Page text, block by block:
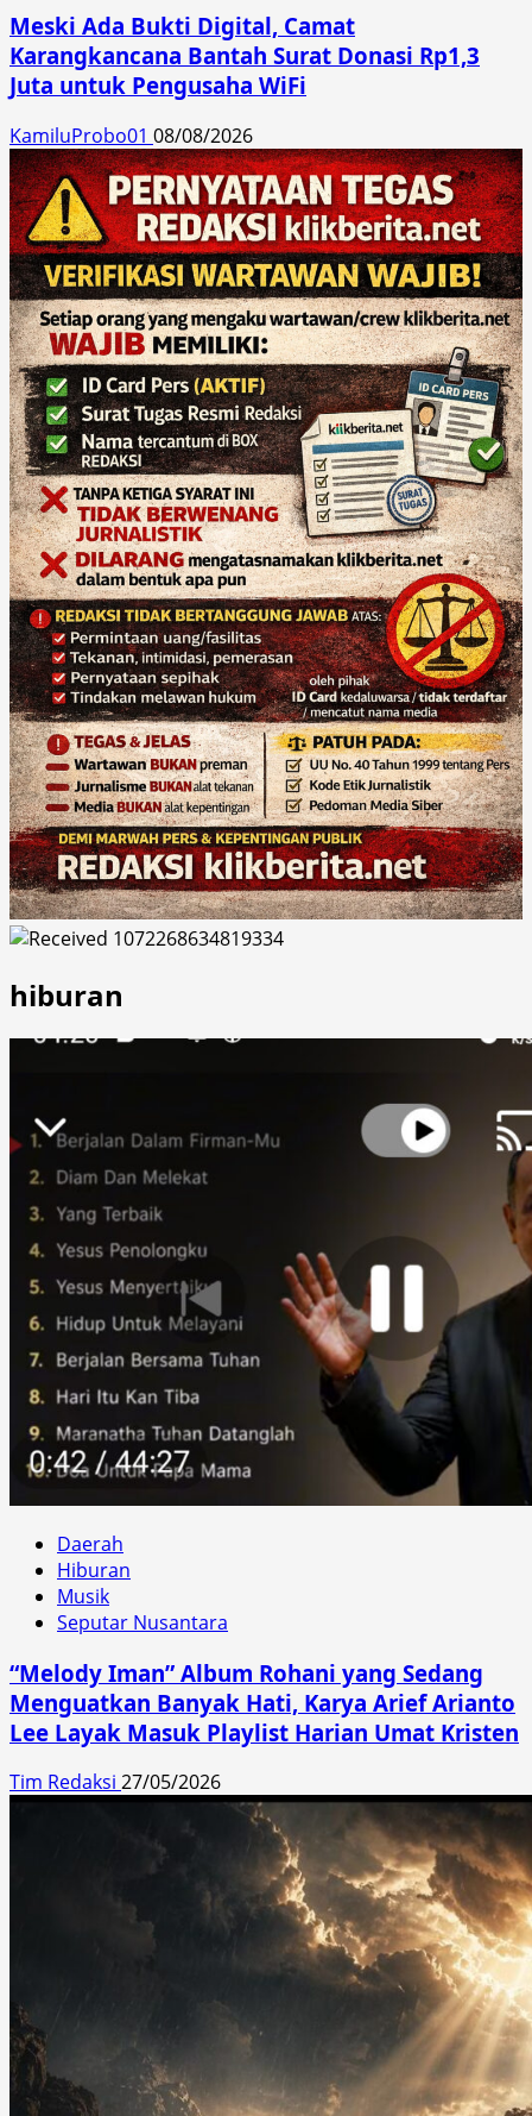
Meski Ada Bukti Digital, Camat
Karangkancana Bantah Surat Donasi Rp1,3
Juta untuk Pengusaha WiFi
KamiluProbo01 08/08/2026
hiburan
Daerah
Hiburan
Musik
Seputar Nusantara
“Melody Iman” Album Rohani yang Sedang
Menguatkan Banyak Hati, Karya Arief Arianto
Lee Layak Masuk Playlist Harian Umat Kristen
Tim Redaksi 27/05/2026